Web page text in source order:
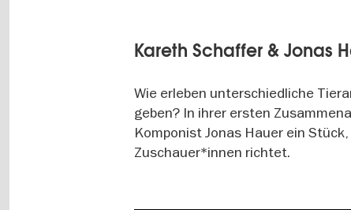
Kareth Schaffer & Jonas
Wie erleben unterschiedliche
geben? In ihrer ersten
Komponist Jonas Hauer ein
Zuschauer*innen richtet.